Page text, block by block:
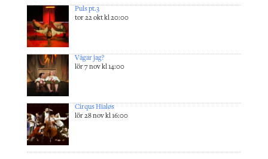
Puls pt.3
tor 22 okt kl 20:00
Vågar jag?
lör 7 nov kl 14:00
Cirqus Hialøs
lör 28 nov kl 16:00